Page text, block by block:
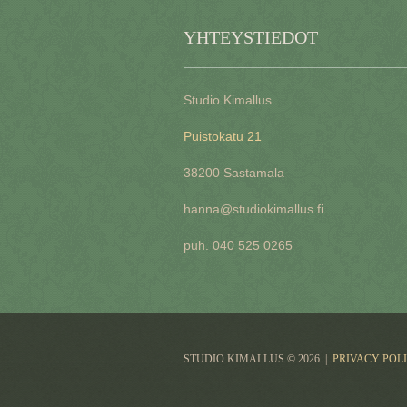
YHTEYSTIEDOT
Studio Kimallus
Puistokatu 21
38200 Sastamala
hanna@studiokimallus.fi
puh. 040 525 0265
STUDIO KIMALLUS © 2026 PRIVACY